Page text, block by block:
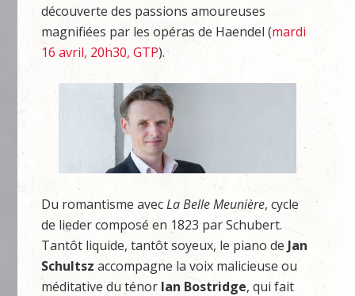
découverte des passions amoureuses
magnifiées par les opéras de Haendel (mardi
16 avril, 20h30, GTP).
Du romantisme avecLa Belle Meunière, cycle
de lieder composé en 1823 par Schubert.
Tantôt liquide, tantôt soyeux, le piano de Jan
Schultsz accompagne la voix malicieuse ou
méditative du ténor Ian Bostridge, qui fait